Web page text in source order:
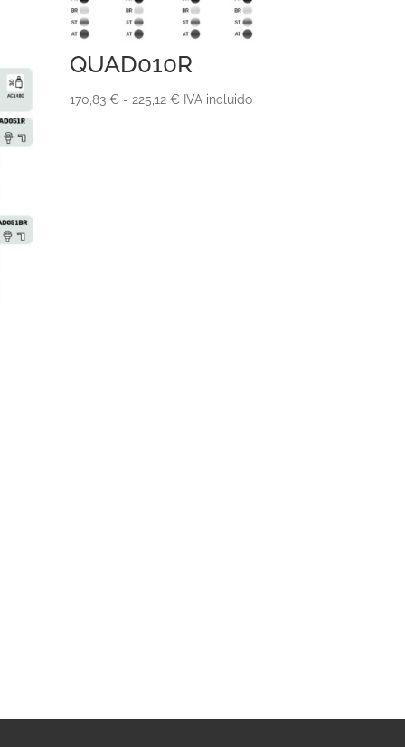
QUAD010R
170,83 € - 225,12 €Rango
IVA incluido